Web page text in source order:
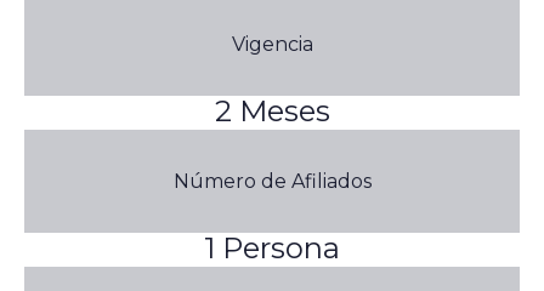
Vigencia
2 Meses
Número de Afiliados
1 Persona